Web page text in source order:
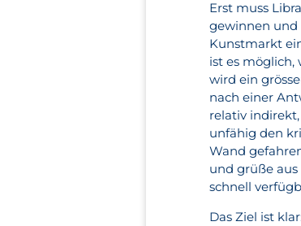
Erst muss
gewinnen und
Kunstmarkt
ist es möglich,
wird ein
nach einer
relativ
unfähig den
Wand
und grüße
schnell
Das Ziel ist